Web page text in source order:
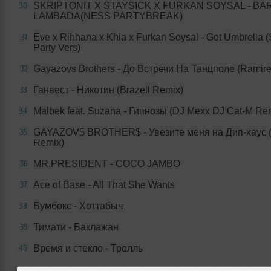
30
SKRIPTONIT X STAYSICK X FURKAN SOYSAL -
LAMBADA(NESS PARTYBREAK)
31
Eve x Rihhana x Khia x Furkan Soysal - Got Umbrella
Party Vers)
32 Gayazovs Brothers - До Встречи На Танцполе
33 Ганвест - Никотин (Brazell Remix)
34 Malbek feat. Suzana - Гипнозы (DJ Mexx DJ Cat-M
35
GAYAZOV$ BROTHER$ - Увезите меня на Дип-хаус
Remix)
36 MR.PRESIDENT - COCO JAMBO
37 Ace of Base - All That She Wants
38 Бумбокс - Хоттабыч
39 Тимати - Баклажан
40 Время и стекло - Тролль